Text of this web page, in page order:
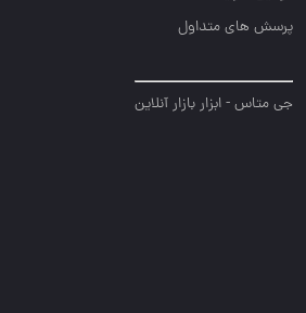
پرسش های متداول
جی متاس - ابزار بازار آنلاین